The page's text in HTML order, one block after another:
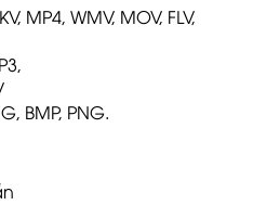
MP4, WMV, MOV, FLV,
BMP, PNG.